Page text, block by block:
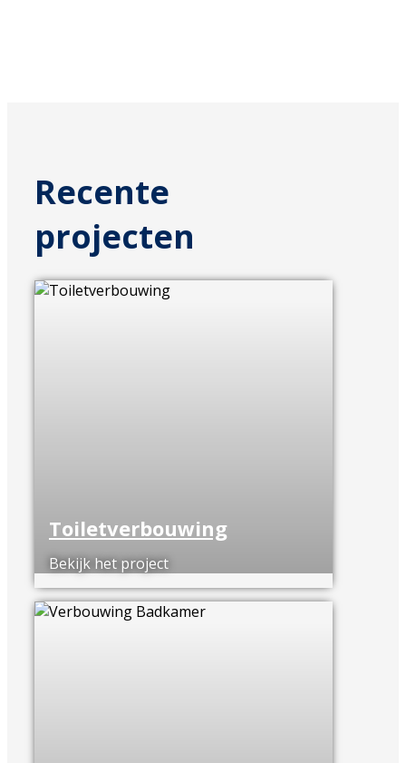
Recente
projecten
Toiletverbouwing
Bekijk het project